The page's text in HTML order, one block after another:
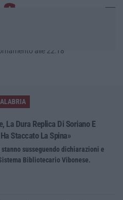
alle 22:18
La Dura Replica Di Soriano E
Staccato La Spina»
stanno susseguendo dichiarazioni e
Bibliotecario Vibonese.